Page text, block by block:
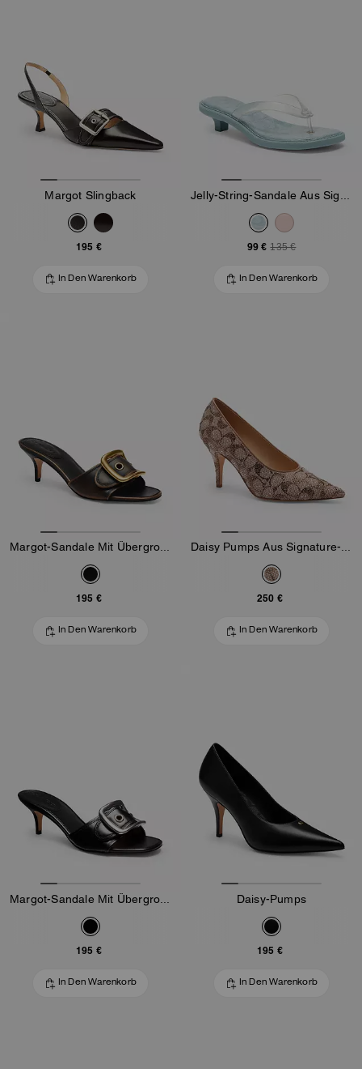
Margot Slingback
195 €
In Den Warenkorb
99 € 135 €
In Den Warenkorb
Margot-Sandale Mit Übergroßer Schnalle Aus Loved-Leder
195 €
In Den Warenkorb
Daisy Pumps Aus Signature-Jacquard Mit Kristallen
250 €
In Den Warenkorb
195 €
In Den Warenkorb
Daisy-Pumps
195 €
In Den Warenkorb